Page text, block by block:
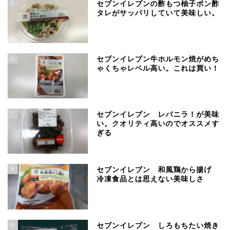
5
セブンイレブンの酢もつ柚子ポン酢
タレがサッパリしていて美味しい。
6
セブンイレブン牛ホルモン焼がめち
ゃくちゃレベル高い。これは買い！
7
セブンイレブン レバニラ！が美味
い。クオリティ高いのでオススメす
ぎる
8
セブンイレブン 和風鶏から揚げ
冷凍食品とは思えない美味しさ
9
セブンイレブン しろもちたい焼き